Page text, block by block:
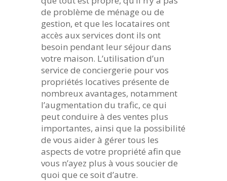
de problème de ménage ou de
gestion, et que les locataires ont
accès aux services dont ils ont
besoin pendant leur séjour dans
votre maison. L’utilisation d’un
service de conciergerie pour vos
propriétés locatives présente de
nombreux avantages, notamment
l’augmentation du trafic, ce qui
peut conduire à des ventes plus
importantes, ainsi que la possibilité
de vous aider à gérer tous les
aspects de votre propriété afin que
vous n’ayez plus à vous soucier de
quoi que ce soit d’autre.